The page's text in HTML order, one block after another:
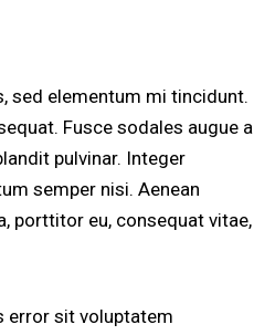
sed elementum mi tincidunt.
Fusce sodales augue a
pulvinar. Integer
semper nisi. Aenean
porttitor eu, consequat vitae,
error sit voluptatem